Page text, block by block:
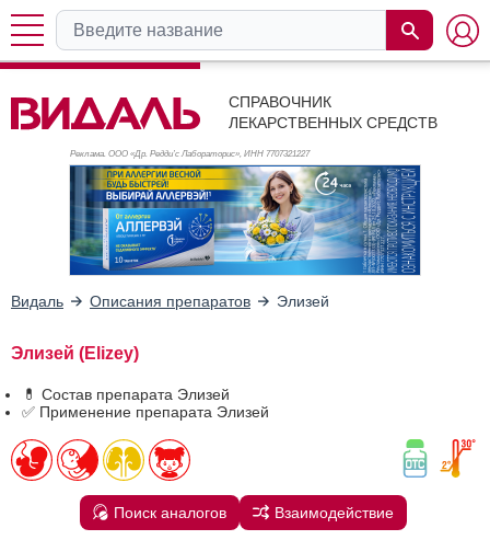
СПРАВОЧНИК
ЛЕКАРСТВЕННЫХ СРЕДСТВ
Реклама. ООО «Др. Редди’с Лабораторис», ИНН 7707321227
Видаль Описания препаратов Элизей
Элизей (Elizey)
💊 Состав препарата Элизей
✅ Применение препарата Элизей
Поиск аналогов Взаимодействие